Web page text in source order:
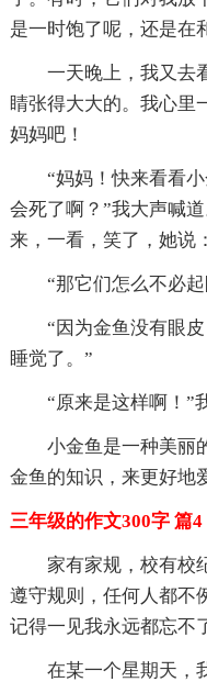
是一时饱了呢，还是在
一天晚上，我又去
睛张得大大的。我心里
妈妈吧！
“妈妈！快来看看
会死了啊？”我大声喊
来，一看，笑了，她说
“那它们怎么不必
“因为金鱼没有眼
睡觉了。”
“原来是这样啊！”
小金鱼是一种美丽
金鱼的知识，来更好地
三年级的作文300字 篇4
家有家规，校有校
遵守规则，任何人都不
记得一见我永远都忘不
在某一个星期天，